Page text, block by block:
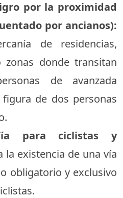
por la proximidad
por ancianos):
de residencias,
donde transitan
de avanzada
de dos personas
para ciclistas y
la existencia de una vía
obligatorio y exclusivo